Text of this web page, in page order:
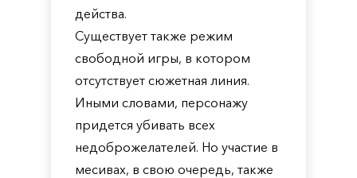
действа.
Существует также режим
свободной игры, в котором
отсутствует сюжетная линия.
Иными словами, персонажу
придется убивать всех
недоброжелателей. Но участие в
месивах, в свою очередь, также